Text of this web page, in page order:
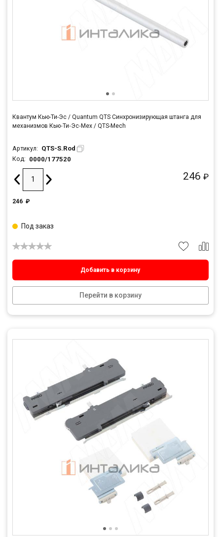
Квантум Кью-Ти-Эс / Quantum QTS Синхронизирующая штанга для
механизмов Кью‑Ти‑Эс‑Мех / QTS-Mech
Артикул: QTS-S.Rod
Код: 0000/177520
246 ₽
246 ₽
Добавить в корзину
Перейти в корзину
Под заказ